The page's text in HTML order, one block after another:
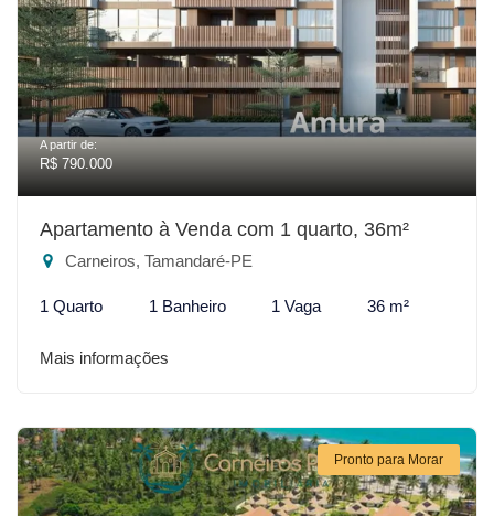
A partir de:
R$ 790.000
Apartamento à Venda com 1 quarto, 36m²
Carneiros, Tamandaré-PE
1 Quarto 1 Banheiro 1 Vaga 36 m²
Mais informações
Pronto para Morar